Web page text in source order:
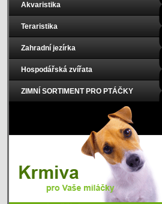
Akvaristika
Teraristika
Zahradní jezírka
Hospodářská zvířata
ZIMNÍ SORTIMENT PRO PTÁČKY